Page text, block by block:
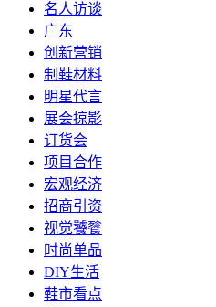
名人访谈
广东
创新营销
制鞋材料
明星代言
展会掠影
订货会
项目合作
宏观经济
招商引资
视觉饕餮
时尚单品
DIY生活
鞋市看点